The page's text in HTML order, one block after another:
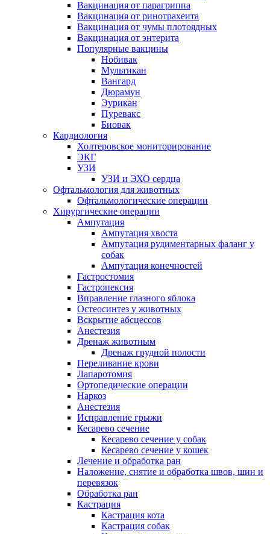
Вакцинация от парагриппа
Вакцинация от ринотрахеита
Вакцинация от чумы плотоядных
Вакцинация от энтерита
Популярные вакцины
Нобивак
Мультикан
Вангард
Дюрамун
Эурикан
Пуревакс
Биовак
Кардиология
Холтеровское мониторирование
ЭКГ
УЗИ
УЗИ и ЭХО сердца
Офтальмология для животных
Офтальмологические операции
Хирургические операции
Ампутация
Ампутация хвоста
Ампутация рудиментарных фаланг у
собак
Ампутация конечностей
Гастростомия
Гастропексия
Вправление глазного яблока
Остеосинтез у животных
Вскрытие абсцессов
Анестезия
Дренаж животным
Дренаж грудной полости
Переливание крови
Лапаротомия
Ортопедические операции
Наркоз
Анестезия
Исправление грыжи
Кесарево сечение
Кесарево сечение у собак
Кесарево сечение у кошек
Лечение и обработка ран
Наложение, снятие и обработка швов, шин и
перевязок
Обработка ран
Кастрация
Кастрация кота
Кастрация собак